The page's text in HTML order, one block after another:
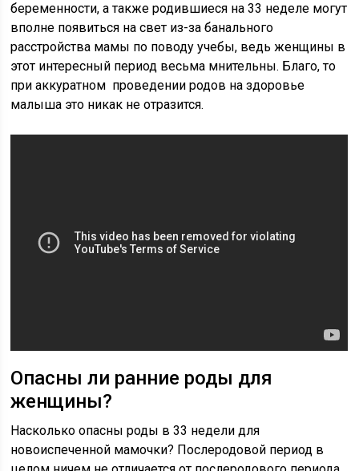
беременности, а также родившиеся на 33 неделе могут
вполне появиться на свет из-за банального
расстройства мамы по поводу учебы, ведь женщины в
этот интересный период весьма мнительны. Благо, то
при аккуратном проведении родов на здоровье
малыша это никак не отразится.
Опасны ли ранние роды для
женщины?
Насколько опасны роды в 33 недели для
новоиспеченной мамочки? Послеродовой период в